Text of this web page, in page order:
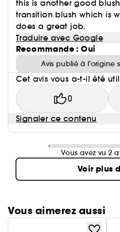
this is another good
transition blush which is
does a great job.
Traduire avec Google
Recommande : Oui
Avis publié à l’origine
Cet avis vous a-t-il été
0
Signaler ce contenu
Vous avez vu 2
Voir plus
Vous aimerez aussi